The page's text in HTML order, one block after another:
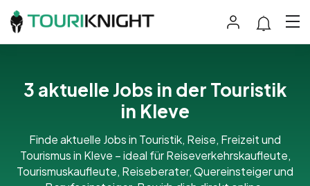
3 aktuelle Jobs in der Touristik
in Kleve
Finde aktuelle Jobs in Touristik, Reise, Freizeit und
Tourismus in Kleve – ideal für Reiseverkehrskaufleute,
Tourismuskaufleute, Reiseberater, Quereinsteiger und